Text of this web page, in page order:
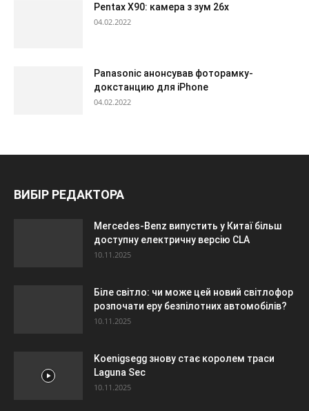
Pentax X90: камера з зум 26х
04.02.2022
Panasonic анонсував фоторамку-
докстанцию для iPhone
04.02.2022
ВИБІР РЕДАКТОРА
Mercedes-Benz випустить у Китаї більш
доступну електричну версію CLA
10.11.2025
Біле світло: чи може цей новий світлофор
розпочати еру безпілотних автомобілів?
10.11.2025
Koenigsegg знову стає королем траси
Laguna Sec
10.11.2025